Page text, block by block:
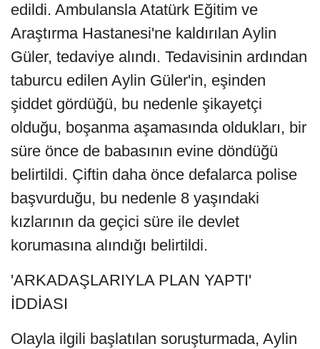
edildi. Ambulansla Atatürk Eğitim ve
Araştırma Hastanesi'ne kaldırılan Aylin
Güler, tedaviye alındı. Tedavisinin ardından
taburcu edilen Aylin Güler'in, eşinden
şiddet gördüğü, bu nedenle şikayetçi
olduğu, boşanma aşamasında oldukları, bir
süre önce de babasının evine döndüğü
belirtildi. Çiftin daha önce defalarca polise
başvurduğu, bu nedenle 8 yaşındaki
kızlarının da geçici süre ile devlet
korumasına alındığı belirtildi.
'ARKADAŞLARIYLA PLAN YAPTI'
İDDİASI
Olayla ilgili başlatılan soruşturmada, Aylin